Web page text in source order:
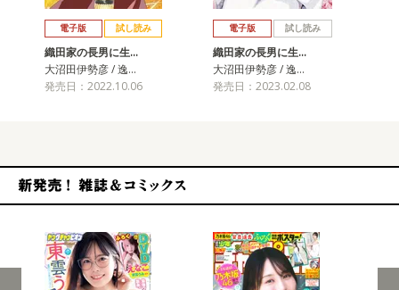
電子版 試し読み
織田家の長男に生…
大沼田伊勢彦 / 逸…
発売日：2022.10.06
電子版 試し読み
織田家の長男に生…
大沼田伊勢彦 / 逸…
発売日：2023.02.08